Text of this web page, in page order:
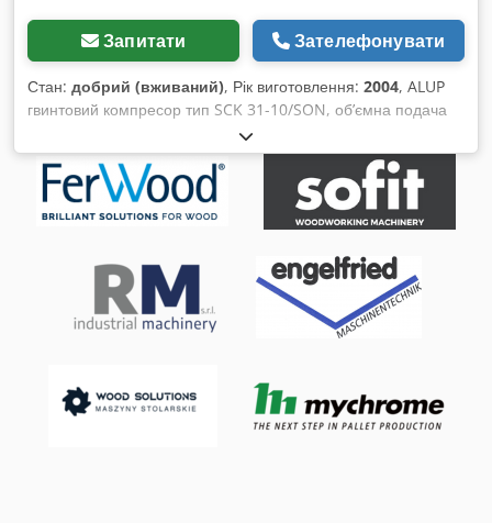
Запитати Зателефонувати
Стан: добрий (вживаний), Рік виготовлення: 2004, ALUP
гвинтовий компресор тип SCK 31-10/SON, об’ємна подача
3,12 м³/хв, кінцевий тиск 10 бар, потужність 22,0 кВт, з
осушувачем та ресивером. Chodpfswmwpijx Akvsa